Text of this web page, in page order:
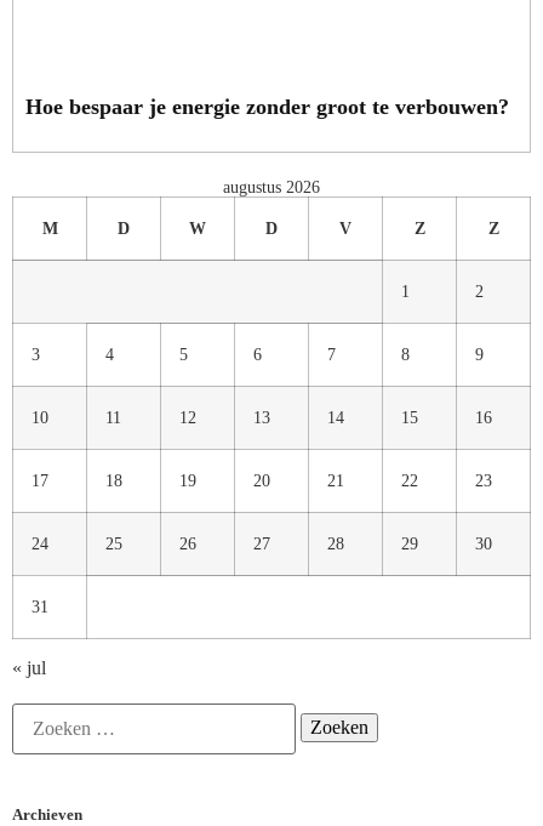
Hoe bespaar je energie zonder groot te verbouwen?
augustus 2026
M D W D V Z Z
1 2
3 4 5 6 7 8 9
10 11 12 13 14 15 16
17 18 19 20 21 22 23
24 25 26 27 28 29 30
31
« jul
Archieven